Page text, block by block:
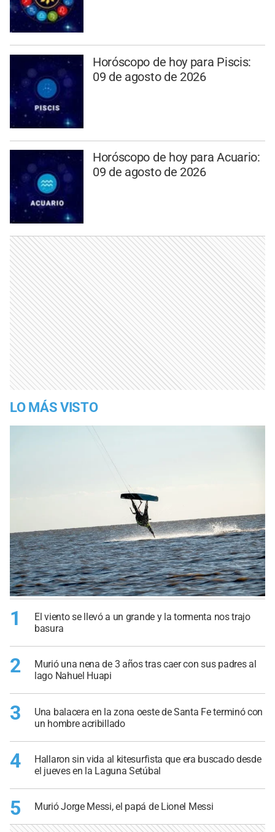
Horóscopo de hoy para Piscis:
09 de agosto de 2026
Horóscopo de hoy para Acuario:
09 de agosto de 2026
LO MÁS VISTO
1
El viento se llevó a un grande y la tormenta nos trajo
basura
2
Murió una nena de 3 años tras caer con sus padres al
lago Nahuel Huapi
3
Una balacera en la zona oeste de Santa Fe terminó con
un hombre acribillado
4
Hallaron sin vida al kitesurfista que era buscado desde
el jueves en la Laguna Setúbal
5 Murió Jorge Messi, el papá de Lionel Messi